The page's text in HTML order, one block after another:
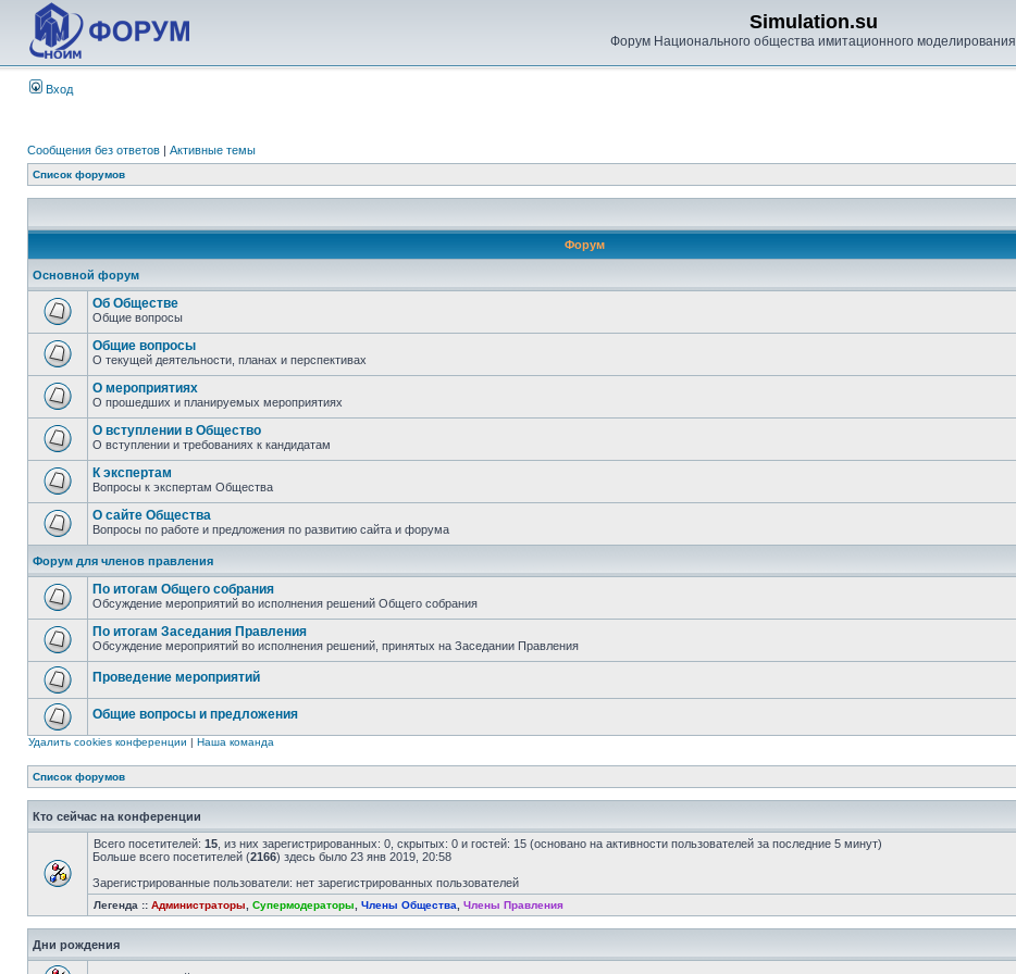
Simulation.su
Форум Национального общества имитационного моделирования
Вход
Сообщения без ответов | Активные темы
Список форумов
Форум
Основной форум
Об Обществе
Общие вопросы
Общие вопросы
О текущей деятельности, планах и перспективах
О мероприятиях
О прошедших и планируемых мероприятиях
О вступлении в Общество
О вступлении и требованиях к кандидатам
К экспертам
Вопросы к экспертам Общества
О сайте Общества
Вопросы по работе и предложения по развитию сайта и форума
Форум для членов правления
По итогам Общего собрания
Обсуждение мероприятий во исполнения решений Общего собрания
По итогам Заседания Правления
Обсуждение мероприятий во исполнения решений, принятых на Заседании Правления
Проведение мероприятий
Общие вопросы и предложения
Удалить cookies конференции | Наша команда
Список форумов
Кто сейчас на конференции
Всего посетителей: 15 , из них зарегистрированных: 0, скрытых: 0 и гостей: 15 (основано на активности пользователей за последние 5 минут)
Больше всего посетителей (2166) здесь было 23 янв 2019, 20:58
Зарегистрированные пользователи: нет зарегистрированных пользователей
Легенда :: Администраторы Супермодераторы Члены Общества Члены Правления
Дни рождения